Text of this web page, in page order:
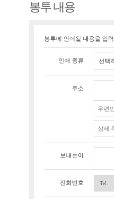
봉투 내용
봉투에 인쇄될 내용을 입
인쇄 종류 선택
주소
보내는이
전화번호